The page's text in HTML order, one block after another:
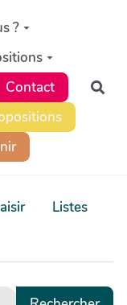
?
Contact
Listes